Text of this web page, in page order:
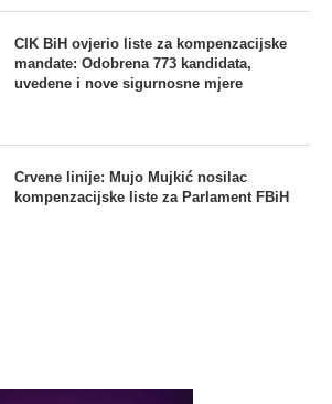
CIK BiH ovjerio liste za kompenzacijske
mandate: Odobrena 773 kandidata,
uvedene i nove sigurnosne mjere
Crvene linije: Mujo Mujkić nosilac
kompenzacijske liste za Parlament FBiH